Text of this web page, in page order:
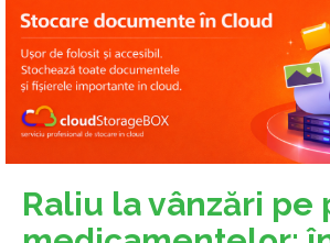
Raliu la vânzări pe